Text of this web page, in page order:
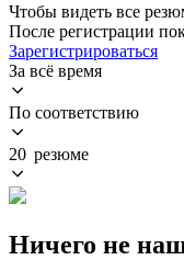
Чтобы видеть все
После регистрации
Зарегистрироваться
За всё время
По соответствию
20 резюме
Ничего не